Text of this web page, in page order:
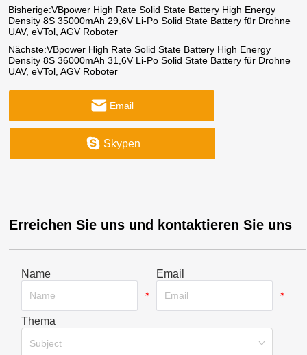
Bisherige:VBpower High Rate Solid State Battery High Energy
Density 8S 35000mAh 29,6V Li-Po Solid State Battery für Drohne
UAV, eVTol, AGV Roboter
Nächste:VBpower High Rate Solid State Battery High Energy
Density 8S 36000mAh 31,6V Li-Po Solid State Battery für Drohne
UAV, eVTol, AGV Roboter
Email
Skypen
Erreichen Sie uns und kontaktieren Sie uns
Name
*
Email
*
Thema
Subject